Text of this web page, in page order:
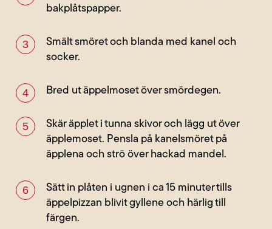
bakplåtspapper.
Smält smöret och blanda med kanel och
socker.
Bred ut äppelmoset över smördegen.
Skär äpplet i tunna skivor och lägg ut över
äpplemoset. Pensla på kanelsmöret på
äpplena och strö över hackad mandel.
Sätt in plåten i ugnen i ca 15 minuter tills
äppelpizzan blivit gyllene och härlig till
färgen.